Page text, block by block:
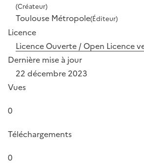
(Créateur)
Toulouse Métropole(Éditeur)
Licence
Licence Ouverte / Open Licence
Dernière mise à jour
22 décembre 2023
Vues
0
Téléchargements
0